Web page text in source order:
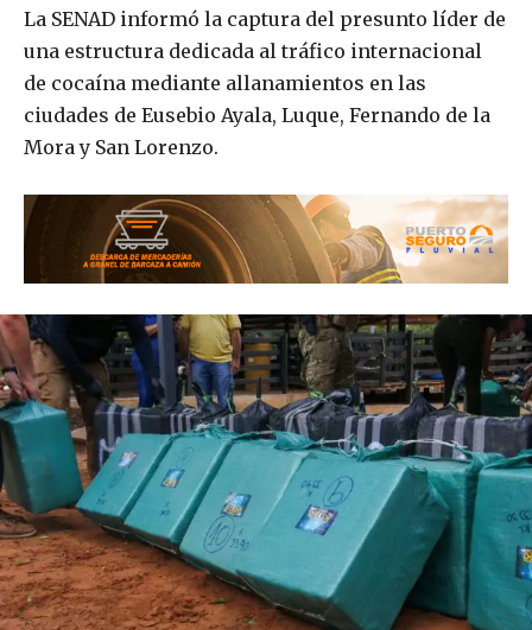
La SENAD informó la captura del presunto líder de
una estructura dedicada al tráfico internacional
de cocaína mediante allanamientos en las
ciudades de Eusebio Ayala, Luque, Fernando de la
Mora y San Lorenzo.